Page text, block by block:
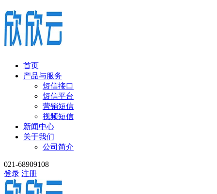
首页
产品与服务
短信接口
短信平台
营销短信
视频短信
新闻中心
关于我们
公司简介
021-68909108
登录 注册